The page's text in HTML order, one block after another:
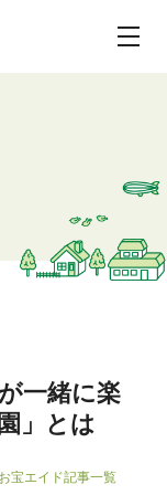
一緒に楽
」とは
宝エイド記事一覧